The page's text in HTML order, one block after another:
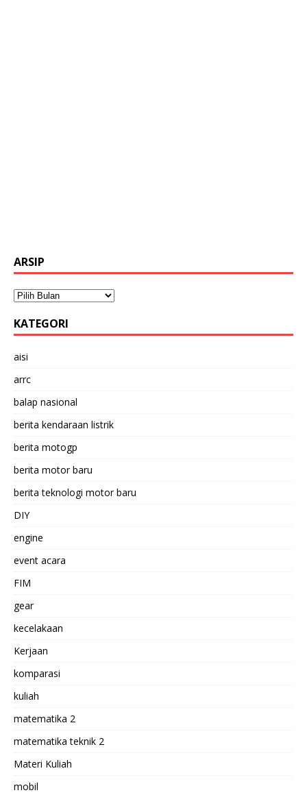
ARSIP
KATEGORI
aisi
arrc
balap nasional
berita kendaraan listrik
berita motogp
berita motor baru
berita teknologi motor baru
DIY
engine
event acara
FIM
gear
kecelakaan
Kerjaan
komparasi
kuliah
matematika 2
matematika teknik 2
Materi Kuliah
mobil